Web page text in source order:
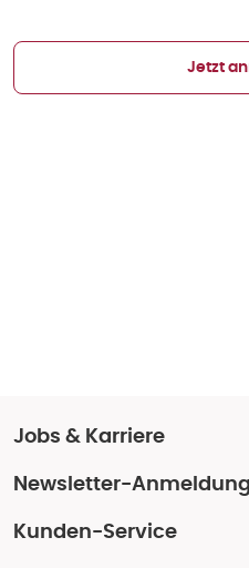
Jetzt
Jobs & Karriere
Newsletter-Anmeldung
Kunden-Service